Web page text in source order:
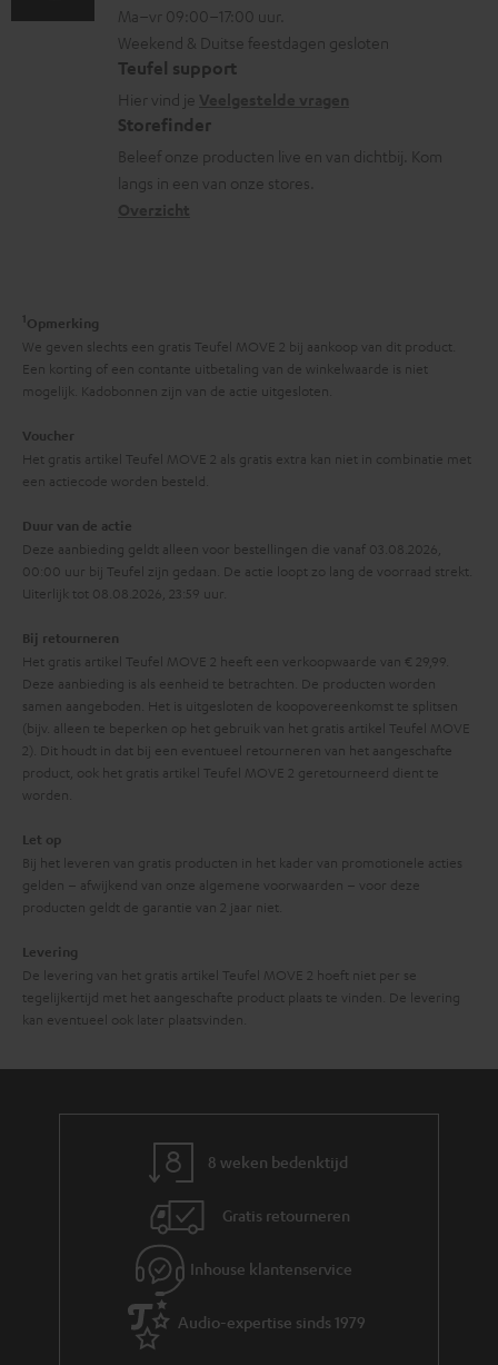
a
t
i
e
n
f
o
r
m
a
g
l
o
s
s
a
n
t
a
c
t
i
m
a
i
e
Ma–vr 09:00–17:00 uur.
Weekend & Duitse feestdagen gesloten
Teufel support
Hier vind je
Storefinder
Beleef onze producten live en van dichtbij. Kom
langs in een van onze stores.
1 Opmerking
We geven slechts een gratis Teufel MOVE 2 bij aankoop van dit product.
Een korting of een contante uitbetaling van de winkelwaarde is niet
mogelijk. Kadobonnen zijn van de actie uitgesloten.
Voucher
Het gratis artikel Teufel MOVE 2 als gratis extra kan niet in combinatie met
een actiecode worden besteld.
Duur van de actie
Deze aanbieding geldt alleen voor bestellingen die vanaf 03.08.2026,
00:00 uur bij Teufel zijn gedaan. De actie loopt zo lang de voorraad strekt.
Uiterlijk tot 08.08.2026, 23:59 uur.
Bij retourneren
Het gratis artikel Teufel MOVE 2 heeft een verkoopwaarde van € 29,99.
Deze aanbieding is als eenheid te betrachten. De producten worden
samen aangeboden. Het is uitgesloten de koopovereenkomst te splitsen
(bijv. alleen te beperken op het gebruik van het gratis artikel Teufel MOVE
2). Dit houdt in dat bij een eventueel retourneren van het aangeschafte
product, ook het gratis artikel Teufel MOVE 2 geretourneerd dient te
worden.
Let op
Bij het leveren van gratis producten in het kader van promotionele acties
gelden – afwijkend van onze algemene voorwaarden – voor deze
producten geldt de garantie van 2 jaar niet.
Levering
De levering van het gratis artikel Teufel MOVE 2 hoeft niet per se
tegelijkertijd met het aangeschafte product plaats te vinden. De levering
kan eventueel ook later plaatsvinden.
8 weken bedenktijd
Gratis retourneren
Inhouse klantenservice
Audio-expertise sinds 1979